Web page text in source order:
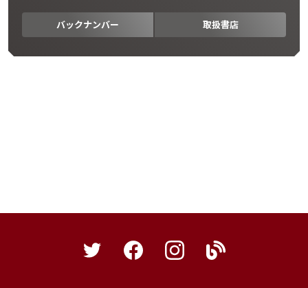
バックナンバー 取扱書店